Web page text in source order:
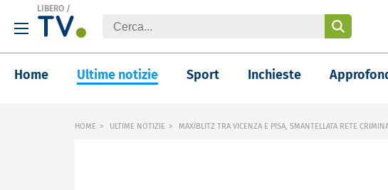
LIBERO /
Home Ultime notizie Sport Inchieste
HOME ULTIME NOTIZIE MAXIBLITZ TRA VICENZA E PISA, SMANTELLATA RETE